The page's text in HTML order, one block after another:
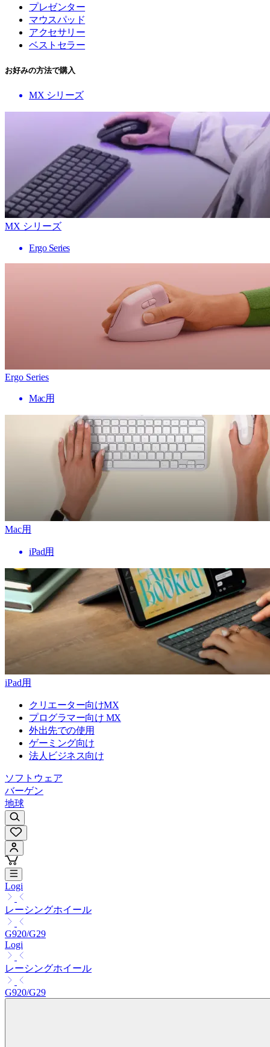
プレゼンター
マウスパッド
アクセサリー
ベストセラー
お好みの方法で購入
MX シリーズ
MX シリーズ
Ergo Series
Ergo Series
Mac用
Mac用
iPad用
iPad用
クリエーター向けMX
プログラマー向け MX
外出先での使用
ゲーミング向け
法人ビジネス向け
ソフトウェア
バーゲン
地球
Logi
レーシングホイール
G920/G29
Logi
レーシングホイール
G920/G29